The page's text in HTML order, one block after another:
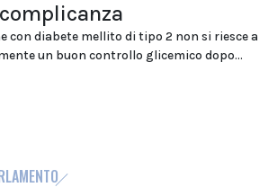
con diabete mellito di tipo 2 non si riesce a
un buon controllo glicemico dopo...